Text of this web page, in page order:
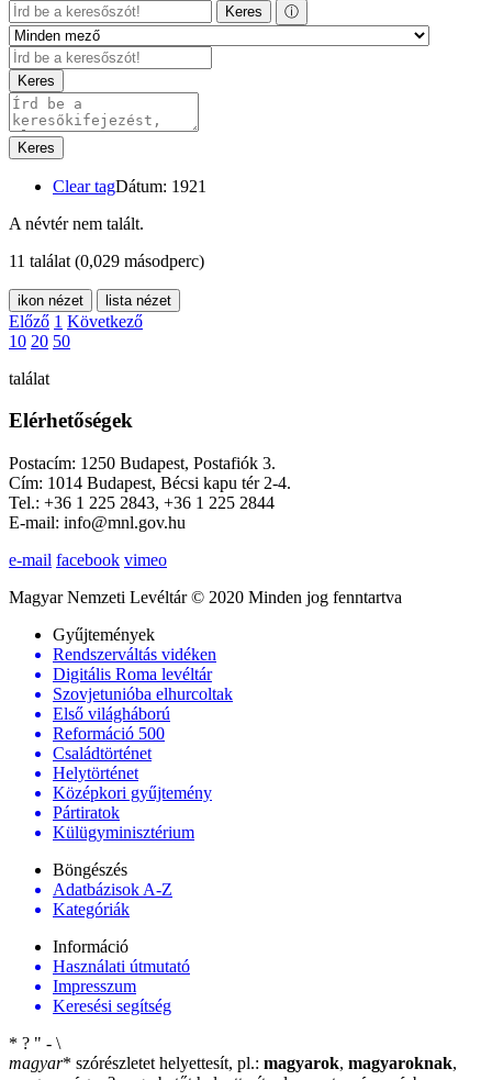
Keres ⓘ
Keres
Keres
Clear tagDátum: 1921
A névtér nem talált.
11 találat (0,029 másodperc)
ikon nézet lista nézet
Előző 1 Következő
10 20 50
találat
Elérhetőségek
Postacím: 1250 Budapest, Postafiók 3.
Cím: 1014 Budapest, Bécsi kapu tér 2-4.
Tel.: +36 1 225 2843, +36 1 225 2844
E-mail: info@mnl.gov.hu
e-mail facebook vimeo
Magyar Nemzeti Levéltár © 2020 Minden jog fenntartva
Gyűjtemények
Rendszerváltás vidéken
Digitális Roma levéltár
Szovjetunióba elhurcoltak
Első világháború
Reformáció 500
Családtörténet
Helytörténet
Középkori gyűjtemény
Pártiratok
Külügyminisztérium
Böngészés
Adatbázisok A-Z
Kategóriák
Információ
Használati útmutató
Impresszum
Keresési segítség
* ? " - \
magyar* szórészletet helyettesít, pl.: magyarok, magyaroknak,